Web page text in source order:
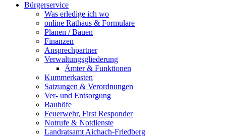
Bürgerservice
Was erledige ich wo
online Rathaus & Formulare
Planen / Bauen
Finanzen
Ansprechpartner
Verwaltungsgliederung
Ämter & Funktionen
Kummerkasten
Satzungen & Verordnungen
Ver- und Entsorgung
Bauhöfe
Feuerwehr, First Responder
Notrufe & Notdienste
Landratsamt Aichach-Friedberg